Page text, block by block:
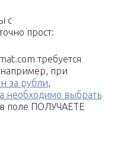
с
прост:
требуется
при
за рубли,
необходимо выбрать
поле ПОЛУЧАЕТЕ